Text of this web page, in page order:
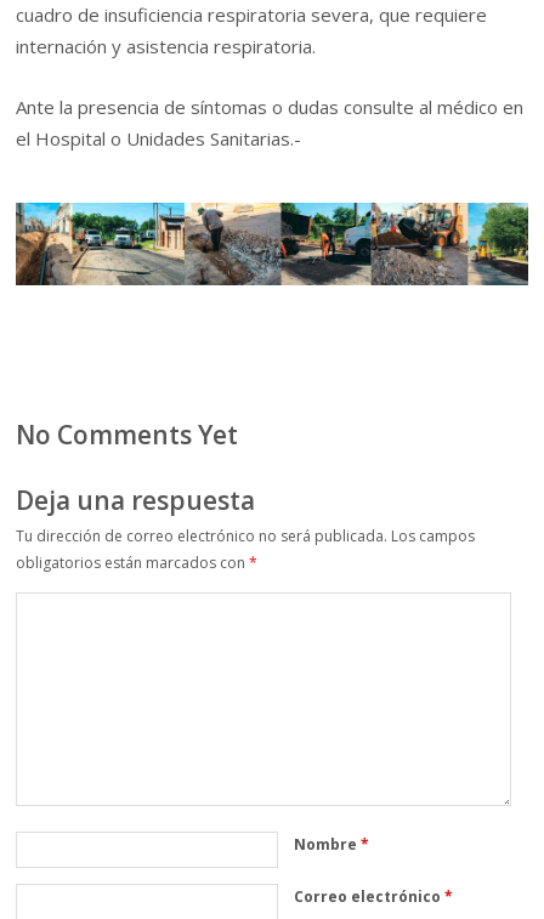
cuadro de insuficiencia respiratoria severa, que requiere
internación y asistencia respiratoria.
Ante la presencia de síntomas o dudas consulte al médico en
el Hospital o Unidades Sanitarias.-
No Comments Yet
Deja una respuesta
Tu dirección de correo electrónico no será publicada. Los campos
obligatorios están marcados con*
Nombre*
Correo electrónico*